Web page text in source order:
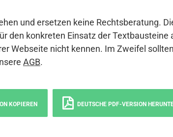
und ersetzen keine Rechtsberatung.
den konkreten Einsatz der Textbausteine
Webseite nicht kennen. Im Zweifel
AGB.
KOPIEREN DEUTSCHE PDF-VERSION